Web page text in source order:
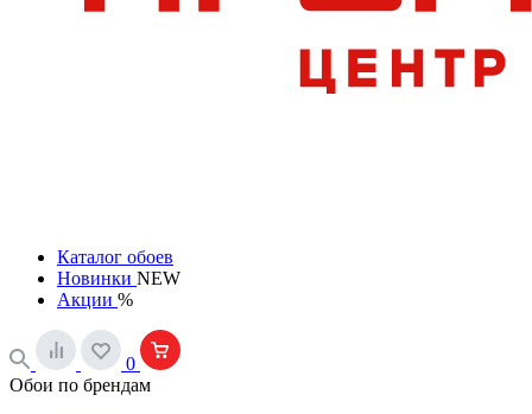
Каталог обоев
Новинки NEW
Акции %
0
Обои по брендам